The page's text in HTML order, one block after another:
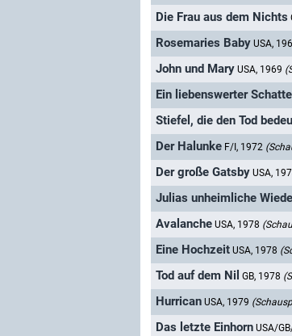
Die Frau aus dem Nichts
Rosemaries Baby USA,
John und Mary USA, 1969
Ein liebenswerter
Stiefel, die den Tod
Der Halunke F/I, 1972
Der große Gatsby USA,
Julias unheimliche
Avalanche USA, 1978
Eine Hochzeit USA, 1978
Tod auf dem Nil GB, 1978
Hurrican USA, 1979
Das letzte Einhorn USA/